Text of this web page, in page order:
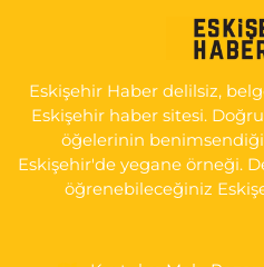
Eskişehir Haber delilsiz,
Eskişehir haber sitesi.
öğelerinin
Eskişehir'de yegane örneği.
öğrenebileceğiniz